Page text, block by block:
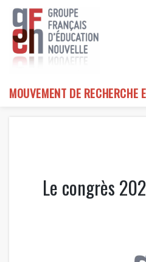
Skip
content
MOUVEMENT DE RECHERCHE
Le congrès